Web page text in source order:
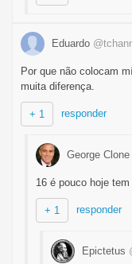
Eduardo
Por que não colocam
muita diferença.
+ 1 responder
George Clone
16 é pouco hoje
+ 1 responder
Epictetus